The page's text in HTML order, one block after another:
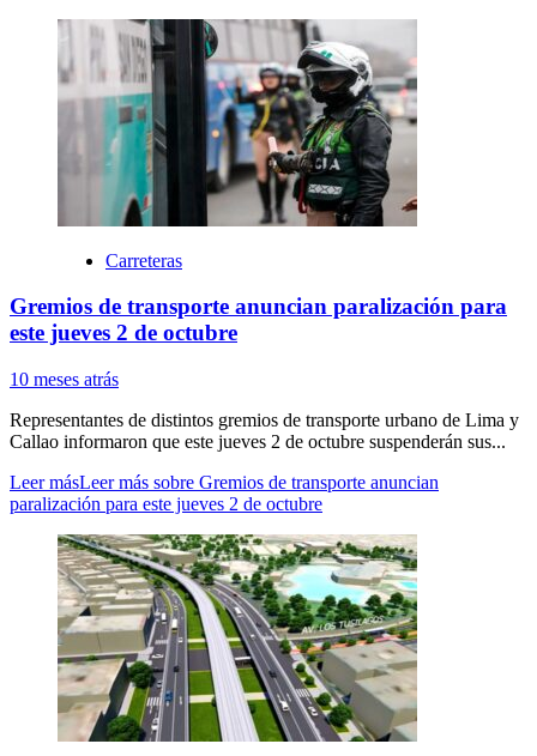
Carreteras
Gremios de transporte anuncian paralización para
este jueves 2 de octubre
10 meses atrás
Representantes de distintos gremios de transporte urbano de Lima y
Callao informaron que este jueves 2 de octubre suspenderán sus...
Leer másLeer más sobre Gremios de transporte anuncian
paralización para este jueves 2 de octubre